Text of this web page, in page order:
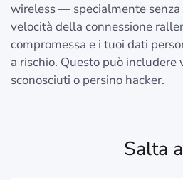
wireless — specialmente
velocità della connessione
compromessa e i tuoi dati
a rischio. Questo può includere
sconosciuti o persino hacker.
Salta